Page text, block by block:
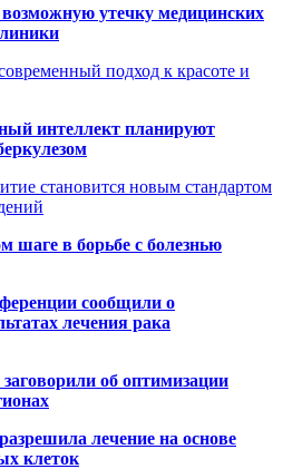
утечку медицинских
подход к красоте и
интеллект планируют
становится новым стандартом
шаге в борьбе с болезнью
сообщили о
лечения рака
об оптимизации
лечение на основе
клеток